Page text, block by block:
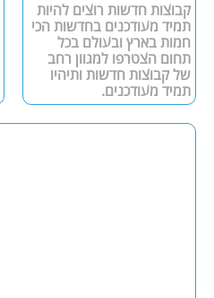
קבוצות חדשות רוצים להיות
תמיד מעודכנים בחדשות הכי
חמות בארץ ובעולם בכל
תחום הצטרפו למגוון רחב
של קבוצות חדשות ותיהיו
תמיד מעודכנים.